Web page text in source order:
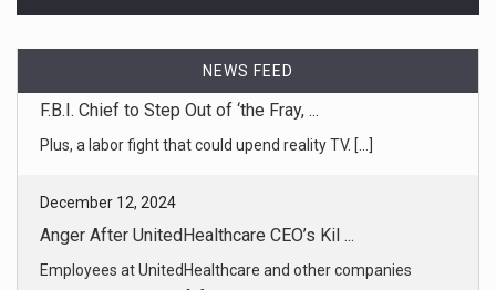
NEWS FEED
December 12, 2024
Anger After UnitedHealthcare CEO’s Kil ...
described being anxi [...]
December 11, 2024